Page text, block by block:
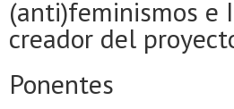
(anti)feminismos e
creador del
Ponentes